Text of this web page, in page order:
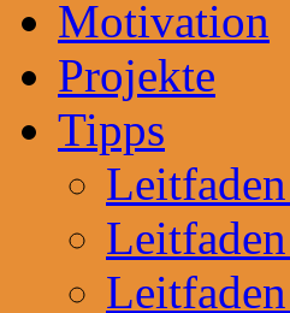
Motivation
Projekte
Tipps